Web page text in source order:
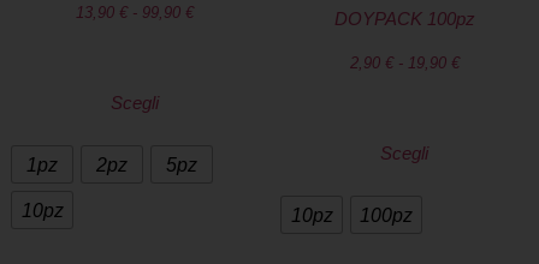
13,90 € - 99,90 €
Scegli
1pz 2pz 5pz
10pz
DOYPACK 100pz
2,90 € - 19,90 €
Scegli
10pz 100pz